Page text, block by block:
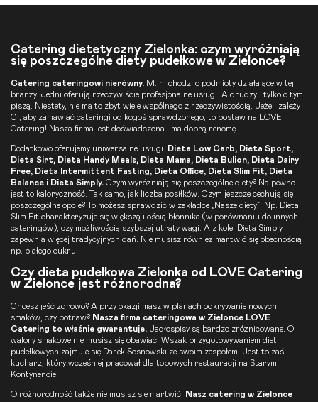
Catering dietetyczny Zielonka: czym wyróżniają
się poszczególne diety pudełkowe w Zielonce?
Catering cateringowi nierówny. M.in. chodzi o podmioty działające w tej
branży. Jedni oferują rzeczywiście profesjonalne usługi. A drudzy… tylko o tym
piszą. Niestety, nie ma to zbyt wiele wspólnego z rzeczywistością. Jeżeli zależy
Ci, aby zamawiać cateringi od kogoś sprawdzonego, to postaw na LOVE
Catering! Nasza firma jest doświadczona i ma dobrą renomę.
Dodatkowo oferujemy uniwersalne usługi: Dieta Low Carb, Dieta Sport,
Dieta Sirt, Dieta Handy Meals, Dieta Mama, Dieta Bulion, Dieta Dairy
Free, Dieta Intermittent Fasting, Dieta Office, Dieta Slim Fit, Dieta
Balance i Dieta Simply. Czym wyróżniają się poszczególne diety? Na pewno
jest to kaloryczność. Tak samo, jak liczba posiłków. Czym jeszcze cechują się
poszczególne opcje? To możesz sprawdzić w zakładce „Nasze diety”. Np. Dieta
Slim Fit charakteryzuje się większą ilością błonnika (w porównaniu do innych
cateringów), czy możliwością szybszej utraty wagi. A z kolei Dieta Simply
zapewnia więcej tradycyjnych dań. Nie musisz również martwić się obecnością
np. białego cukru.
Czy dieta pudełkowa Zielonka od LOVE Catering
w Zielonce jest różnorodna?
Chcesz jeść zdrowo? A przy okazji masz w planach odkrywanie nowych
smaków, czy potraw? Nasza firma cateringowa w Zielonce LOVE
Catering to właśnie gwarantuje. Jadłospisy są bardzo zróżnicowane. O
walory smakowe nie musisz się obawiać. Wszak przygotowywaniem diet
pudełkowych zajmuje się Darek Sosnowski ze swoim zespołem. Jest to zaś
kucharz, który wcześniej pracował dla topowych restauracji na Starym
Kontynencie.
O różnorodność także nie musisz się martwić.
Nasz catering w Zielonce